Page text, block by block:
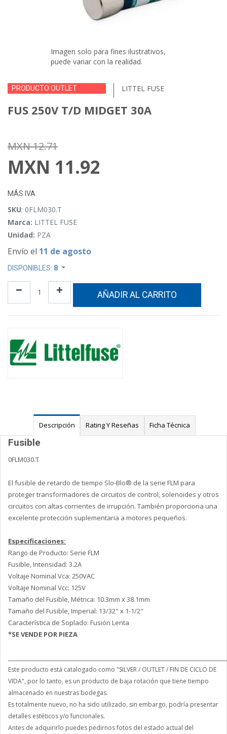
Imagen solo para fines ilustrativos,
puede variar con la realidad.
PRODUCTO OUTLET LITTEL FUSE
FUS 250V T/D MIDGET 30A
MXN12.71
MXN 11.92
MÁS IVA
SKU: 0FLM030.T
Marca: LITTEL FUSE
Unidad: PZA
Envío el 11 de agosto
DISPONIBLES: 8
AÑADIR AL CARRITO
Descripción Rating Y Reseñas Ficha Técnica
Fusible
0FLM030.T
El fusible de retardo de tiempo Slo-Blo® de la serie FLM para
proteger transformadores de circuitos de control, solenoides y otros
circuitos con altas corrientes de irrupción. También proporciona una
excelente protección suplementaria a motores pequeños.
Especificaciones:
Rango de Producto: Serie FLM
Fusible, Intensidad: 3.2A
Voltaje Nominal Vca: 250VAC
Voltaje Nominal Vcc: 125V
Tamaño del Fusible, Métrica: 10.3mm x 38.1mm
Tamaño del Fusible, Imperial: 13/32" x 1-1/2"
Característica de Soplado: Fusión Lenta
*SE VENDE POR PIEZA
Este producto está catalogado como "SILVER / OUTLET / FIN DE CICLO DE
VIDA", por lo tanto, es un producto de baja rotación que tiene tiempo
almacenado en nuestras bodegas.
Es totalmente nuevo, no ha sido utilizado, sin embargo, podría presentar
detalles estéticos y/o funcionales.
Antes de adquirirlo puedes pedirnos fotos del estado actual del